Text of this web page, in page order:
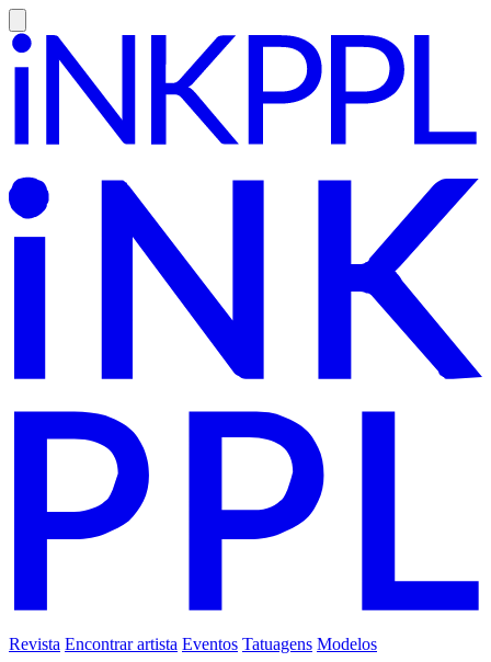
Revista Encontrar artista Eventos Tatuagens Modelos